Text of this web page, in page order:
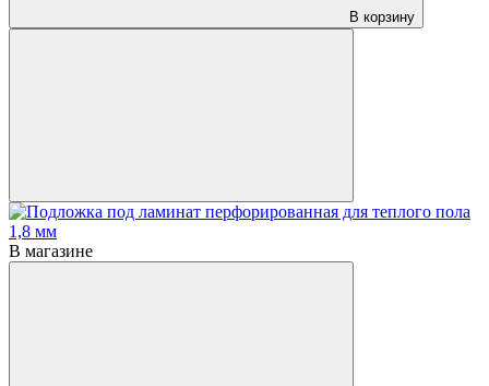
В корзину
В магазине